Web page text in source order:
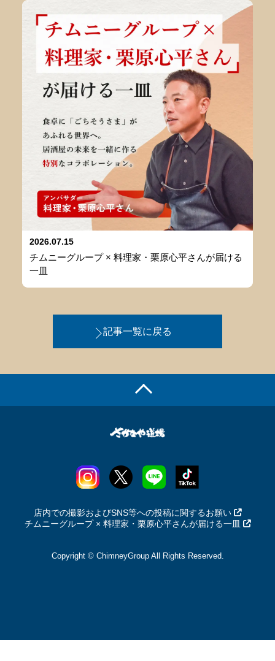
2026.07.15
チムニーグループ × 料理家・栗原心平さんが届ける
一皿
記事一覧に戻る
店内での撮影およびSNS等への投稿に関するお願い
チムニーグループ × 料理家・栗原心平さんが届ける一皿
Copyright © ChimneyGroup All Rights Reserved.